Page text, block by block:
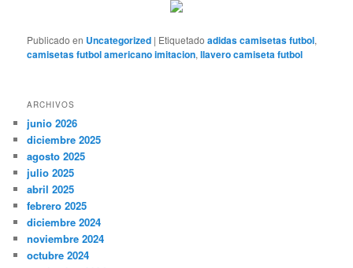
Publicado en Uncategorized | Etiquetado adidas camisetas futbol,
camisetas futbol americano imitacion,llavero camiseta futbol
ARCHIVOS
junio 2026
diciembre 2025
agosto 2025
julio 2025
abril 2025
febrero 2025
diciembre 2024
noviembre 2024
octubre 2024